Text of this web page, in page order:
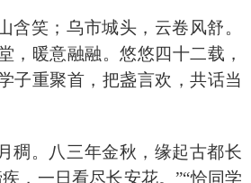
含笑；乌市城头，云卷风舒。
，暖意融融。悠悠四十二载，
子重聚首，把盏言欢，共话当
稠。八三年金秋，缘起古都长
，一日看尽长安花。”“恰同学